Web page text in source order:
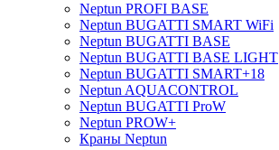
Neptun PROFI BASE
Neptun BUGATTI SMART WiFi
Neptun BUGATTI BASE
Neptun BUGATTI BASE LIGHT
Neptun BUGATTI SMART+18
Neptun AQUACONTROL
Neptun BUGATTI ProW
Neptun PROW+
Краны Neptun